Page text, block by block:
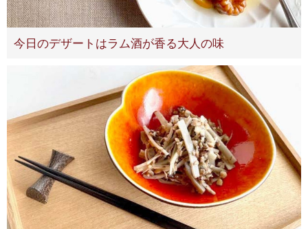
今日のデザートはラム酒が香る大人の味